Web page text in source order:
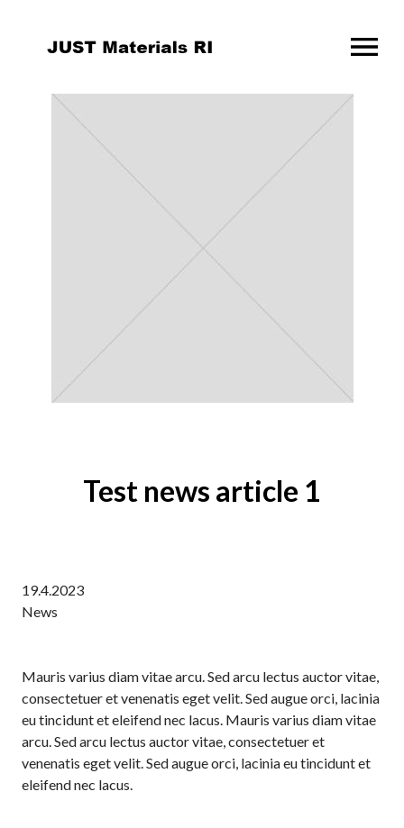
Test news article 1
19.4.2023
News
Mauris varius diam vitae arcu. Sed arcu lectus auctor vitae,
consectetuer et venenatis eget velit. Sed augue orci, lacinia
eu tincidunt et eleifend nec lacus. Mauris varius diam vitae
arcu. Sed arcu lectus auctor vitae, consectetuer et
venenatis eget velit. Sed augue orci, lacinia eu tincidunt et
eleifend nec lacus.